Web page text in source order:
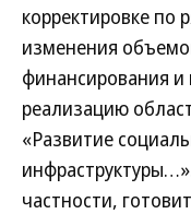
корректировке по
изменения
финансирования
реализацию
«Развитие
частности,